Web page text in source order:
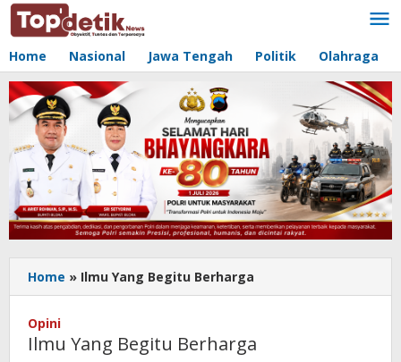
Lewati
Home Nasional Jawa Tengah Politik Olahraga
Home » Ilmu Yang Begitu Berharga
Opini
Ilmu Yang Begitu Berharga